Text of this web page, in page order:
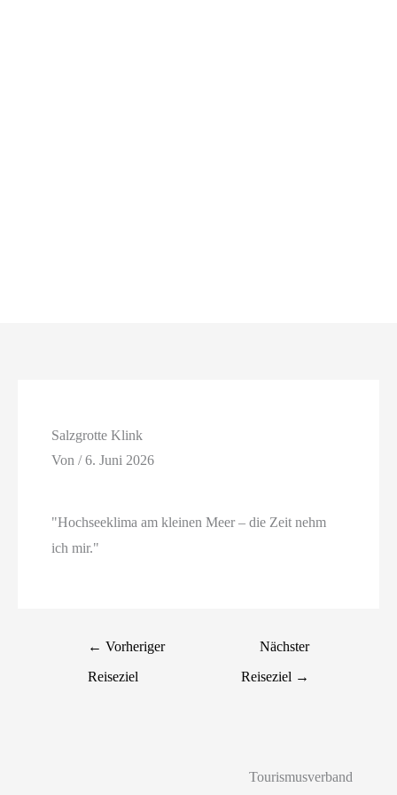
Salzgrotte Klink
Von/6. Juni 2026
"Hochseeklima am kleinen Meer – die Zeit nehm
ich mir."
← Vorheriger
Reiseziel
Nächster
Reiseziel →
Tourismusverband